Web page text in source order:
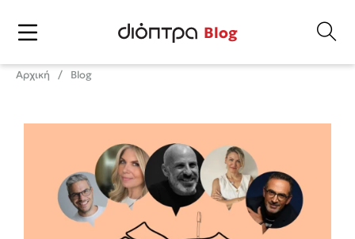
Blog
Αρχική Blog